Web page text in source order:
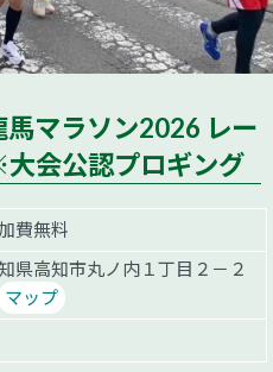
マラソン2026 レー
会公認プロギング
費無料
県高知市丸ノ内１丁目２－２
マップ